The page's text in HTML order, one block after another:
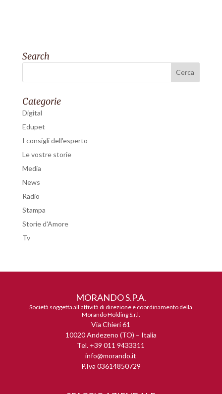
Search
Categorie
Digital
Edupet
I consigli dell'esperto
Le vostre storie
Media
News
Radio
Stampa
Storie d'Amore
Tv
MORANDO S.P.A.
Società soggetta all’attività di direzione e coordinamento della
Morando Holding S.r.l.
Via Chieri 61
10020 Andezeno (TO) – Italia
Tel. +39 011 9433311
info@morando.it
P.Iva 03614850729